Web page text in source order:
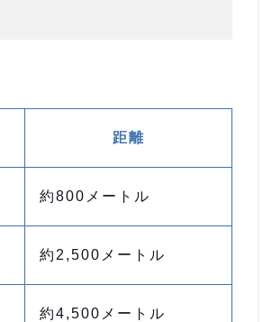
距離
約800メートル
約2,500メートル
約4,500メートル